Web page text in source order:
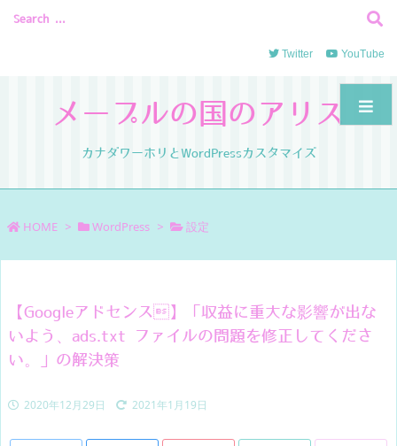
メープルの国のアリス
カナダワーホリとWordPressカスタマイズ
Twitter YouTube
HOME > WordPress > 設定
【Googleアドセンス】「収益に重大な影響が出な
いよう、ads.txt ファイルの問題を修正してくださ
い。」の解決策
2020年12月29日 2021年1月19日